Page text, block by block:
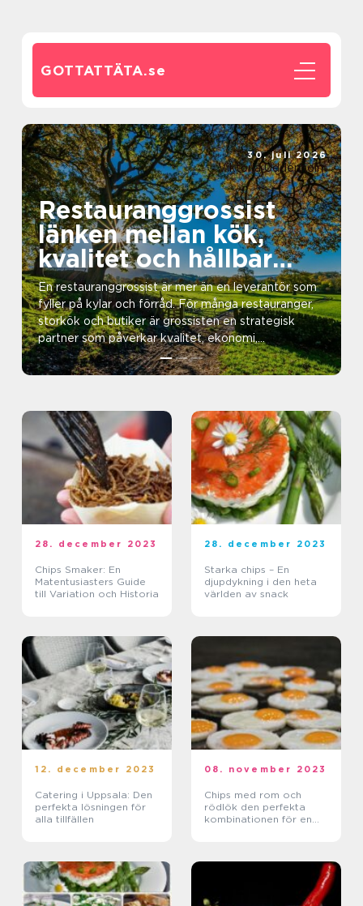
GOTTATTÄTA.se
Restauranggrossist
länken mellan kök,
kvalitet och hållbar
mat
En restauranggrossist är mer än en leverantör som
fyller på kylar och förråd. För många restauranger,
storkök och butiker är grossisten en strategisk
partner som påverkar kvalitet, ekonomi,
arbetsflöd...
30. juli 2026
Viktoria Uddenholm
28. december 2023
Chips Smaker: En
Matentusiasters Guide
till Variation och Historia
28. december 2023
Starka chips – En
djupdykning i den heta
världen av snack
12. december 2023
Catering i Uppsala: Den
perfekta lösningen för
alla tillfällen
08. november 2023
Chips med rom och
rödlök den perfekta
kombinationen för en